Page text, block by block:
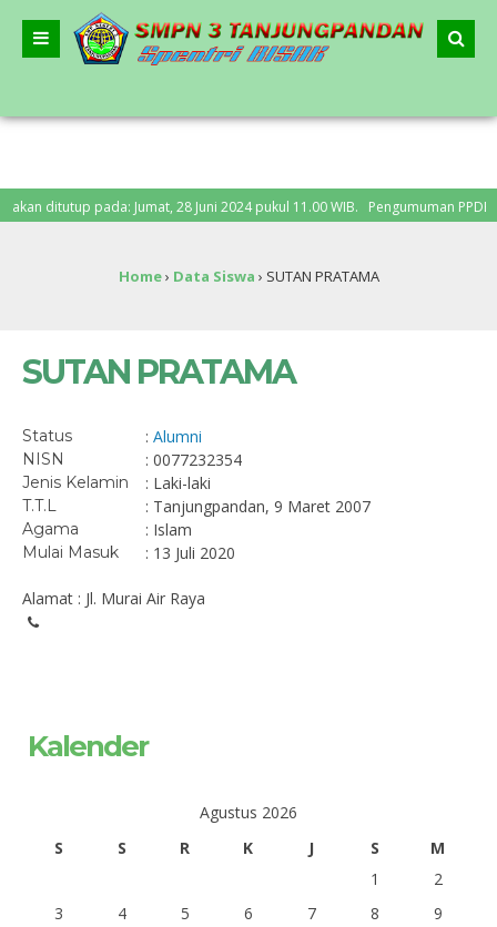
ditutup pada: Jumat, 28 Juni 2024 pukul 11.00 WIB. Pengumuman PPDB:
Home› Data Siswa › SUTAN PRATAMA
SUTAN PRATAMA
Status : Alumni
NISN : 0077232354
Jenis Kelamin : Laki-laki
T.T.L : Tanjungpandan, 9 Maret 2007
Agama : Islam
Mulai Masuk : 13 Juli 2020
Alamat : Jl. Murai Air Raya
Kalender
Agustus 2026
S
S R K J S
M
1
2
3
4 5 6 7 8
9